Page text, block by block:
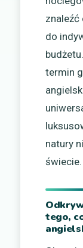
znaleźć
do
termin
natury
świecie.
tego,